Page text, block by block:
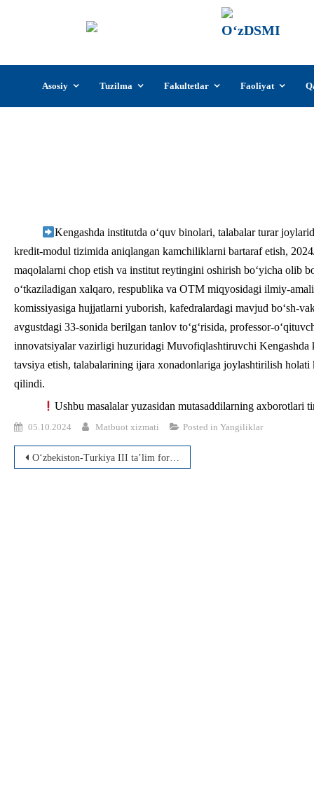
content
Asosiy Tuzilma Fakultetlar Faoliyat
Kengashda institutda о‘quv binolari, talabalar turar
kredit-modul tizimida aniqlangan kamchiliklarni bartaraf etish,
maqolalarni chop etish va institut reytingini oshirish bо‘yicha olib
о‘tkaziladigan xalqaro, respublika va OTM miqyosidagi ilmiy-
komissiyasiga hujjatlarni yuborish, kafedralardagi mavjud bо‘sh-
avgustdagi 33-sonida berilgan tanlov tо‘g‘risida, professor-
innovatsiyalar vazirligi huzuridagi Muvofiqlashtiruvchi
tavsiya etish, talabalarining ijara xonadonlariga joylashtirilish
qilindi.
Ushbu masalalar yuzasidan mutasaddilarning axborotlari
05.10.2024 Matbuot xizmati Posted in Yangiliklar
Post
O‘zbekiston-Turkiya III ta’lim forumi taassurotlari